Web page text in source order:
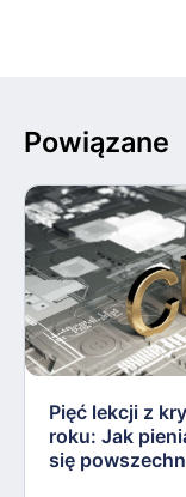
Powiązane
Pięć lekcji z
roku: Jak
się